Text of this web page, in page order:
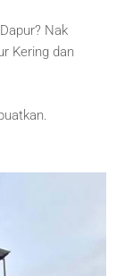
Nak
Kering dan